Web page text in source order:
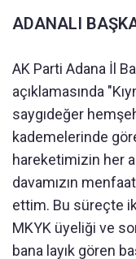
ADANALI
AK Parti Adana İl
açıklamasında
saygıdeğer
kademelerinde
hareketimizin her
davamızın
ettim. Bu süreçte
MKYK üyeliği ve
bana layık gören